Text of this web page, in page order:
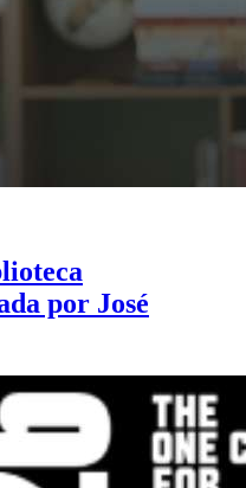
por José